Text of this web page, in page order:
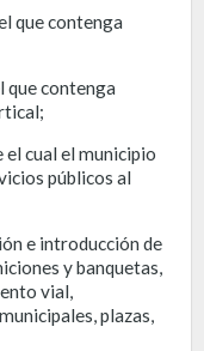
que contenga
contenga
cual el municipio
públicos al
e introducción de
y banquetas,
vial,
plazas,